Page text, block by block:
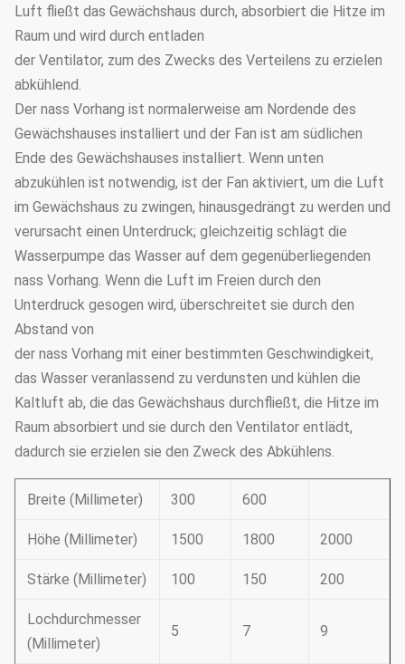
Luft fließt das Gewächshaus durch, absorbiert die Hitze im
Raum und wird durch entladen
der Ventilator, zum des Zwecks des Verteilens zu erzielen
abkühlend.
Der nass Vorhang ist normalerweise am Nordende des
Gewächshauses installiert und der Fan ist am südlichen
Ende des Gewächshauses installiert. Wenn unten
abzukühlen ist notwendig, ist der Fan aktiviert, um die Luft
im Gewächshaus zu zwingen, hinausgedrängt zu werden und
verursacht einen Unterdruck; gleichzeitig schlägt die
Wasserpumpe das Wasser auf dem gegenüberliegenden
nass Vorhang. Wenn die Luft im Freien durch den
Unterdruck gesogen wird, überschreitet sie durch den
Abstand von
der nass Vorhang mit einer bestimmten Geschwindigkeit,
das Wasser veranlassend zu verdunsten und kühlen die
Kaltluft ab, die das Gewächshaus durchfließt, die Hitze im
Raum absorbiert und sie durch den Ventilator entlädt,
dadurch sie erzielen sie den Zweck des Abkühlens.
Breite (Millimeter) 300 600
Höhe (Millimeter) 1500 1800 2000
Stärke (Millimeter) 100 150 200
Lochdurchmesser
(Millimeter)
5 7 9